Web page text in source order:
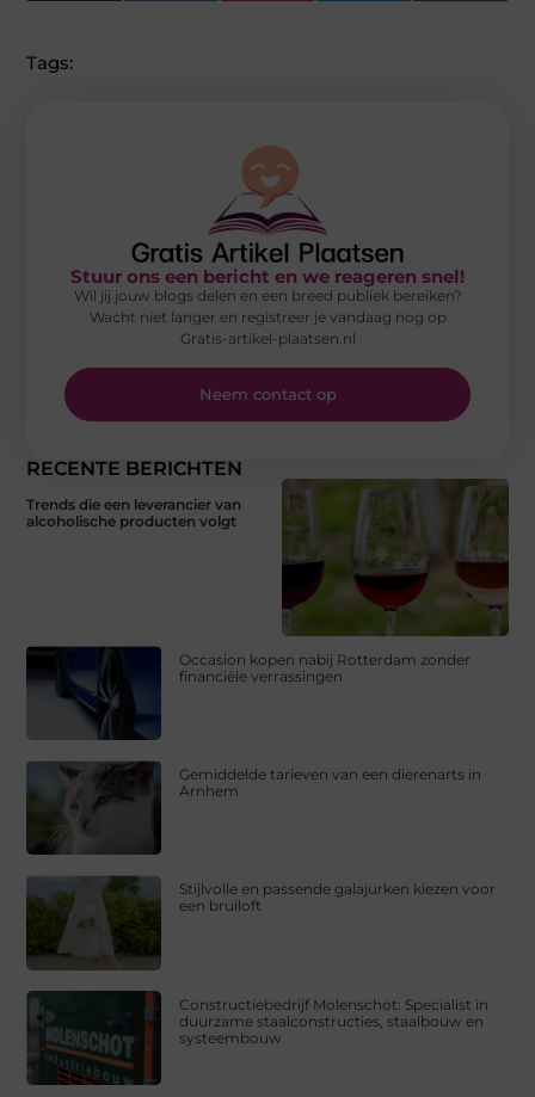
Tags:
RECENTE BERICHTEN
Trends die een leverancier van
alcoholische producten volgt
Occasion kopen nabij Rotterdam zonder
financiële verrassingen
Gemiddelde tarieven van een dierenarts in
Arnhem
Stijlvolle en passende galajurken kiezen voor
een bruiloft
Constructiebedrijf Molenschot: Specialist in
duurzame staalconstructies, staalbouw en
systeembouw
Stuur ons een bericht en we reageren snel!
Wil jij jouw blogs delen en een breed publiek bereiken?
Wacht niet langer en registreer je vandaag nog op
Gratis-artikel-plaatsen.nl
Neem contact op